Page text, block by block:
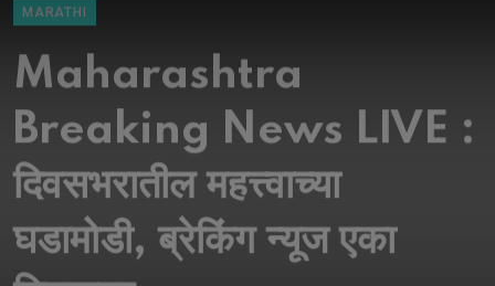
Maharashtra
Breaking News LIVE :
दिवसभरातील महत्त्वाच्या
घडामोडी, ब्रेकिंग न्यूज एका
क्लिकवर